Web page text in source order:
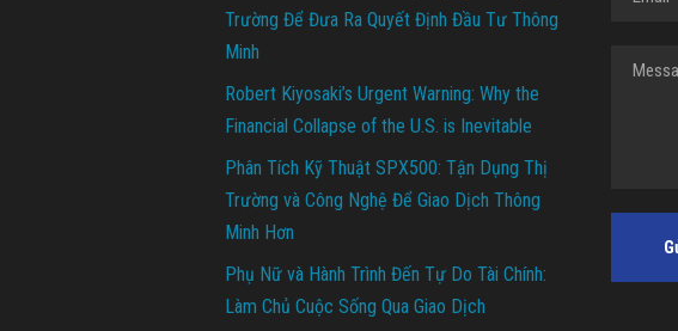
Trường Để Đưa Ra Quyết Định Đầu Tư Thông
Minh
Robert Kiyosaki’s Urgent Warning: Why the
Financial Collapse of the U.S. is Inevitable
Phân Tích Kỹ Thuật SPX500: Tận Dụng Thị
Trường và Công Nghệ Để Giao Dịch Thông
Minh Hơn
Phụ Nữ và Hành Trình Đến Tự Do Tài Chính:
Làm Chủ Cuộc Sống Qua Giao Dịch